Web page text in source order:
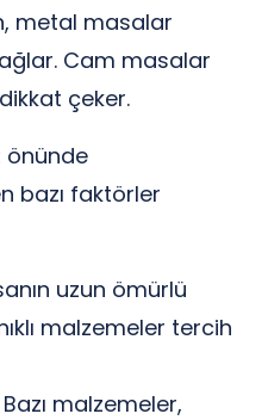
metal masalar
Cam masalar
çeker.
önünde
bazı faktörler
uzun ömürlü
malzemeler tercih
Bazı malzemeler,